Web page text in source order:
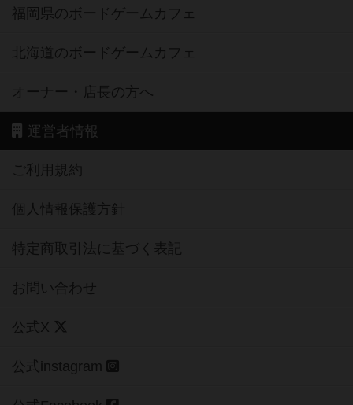
福岡県のボードゲームカフェ
北海道のボードゲームカフェ
オーナー・店長の方へ
運営者情報
ご利用規約
個人情報保護方針
特定商取引法に基づく表記
お問い合わせ
公式X
公式instagram